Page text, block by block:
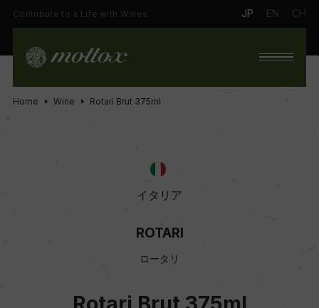
Contribute to a Life with Wines. JP EN CH
Home Wine Rotari Brut 375ml
イタリア
ROTARI
ロータリ